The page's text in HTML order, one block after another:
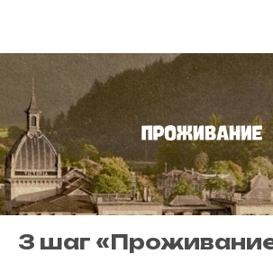
3 шаг